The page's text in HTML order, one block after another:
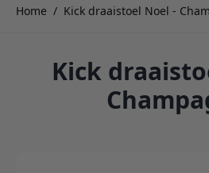
Home / Kick draaistoel Noel -
Kick